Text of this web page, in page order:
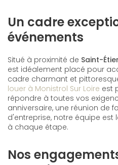
Un cadre
événements
Situé à proximité de Saint-
est idéalement placé pour
cadre charmant et
louer à Monistrol Sur Loire est
répondre à toutes vos
anniversaire, une réunion de
d'entreprise, notre équipe
à chaque étape.
Nos